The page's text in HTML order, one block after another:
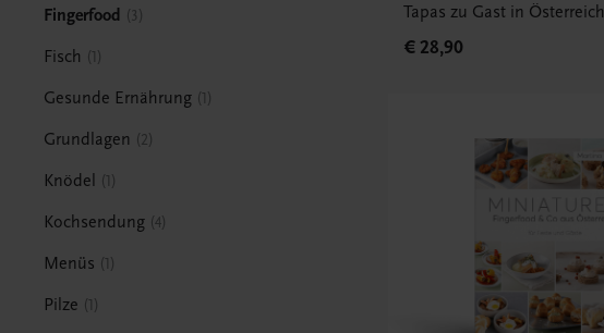
Fingerfood 3
Fisch 1
Gesunde Ernährung 1
Grundlagen 2
Knödel 1
Kochsendung 4
Menüs 1
Pilze 1
Tapas zu Gast in Österreich
€ 28,90